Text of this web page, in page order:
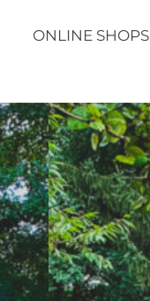
ONLINE SHOPS